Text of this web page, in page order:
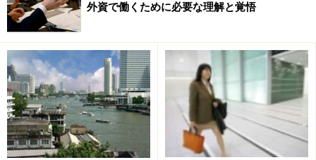
外資で働くために必要な理解と覚悟